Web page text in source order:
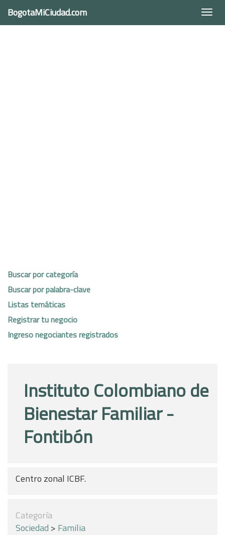
BogotaMiCiudad.com
Buscar por categoría
Buscar por palabra-clave
Listas temáticas
Registrar tu negocio
Ingreso negociantes registrados
Instituto Colombiano de
Bienestar Familiar -
Fontibón
Centro zonal ICBF.
Categoría
Sociedad > Familia